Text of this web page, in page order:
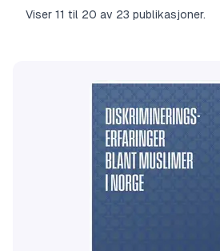
Viser 11 til 20 av 23 publikasjoner.